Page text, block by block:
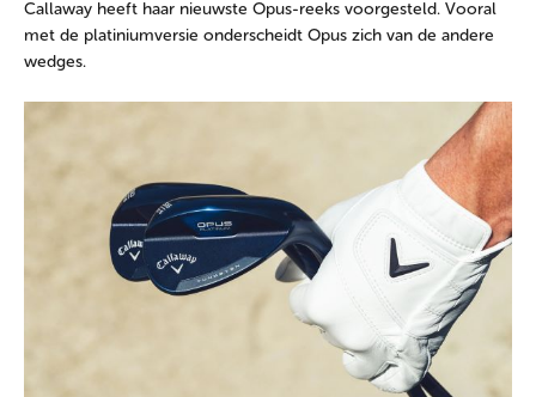
Callaway heeft haar nieuwste Opus-reeks voorgesteld. Vooral
met de platiniumversie onderscheidt Opus zich van de andere
wedges.